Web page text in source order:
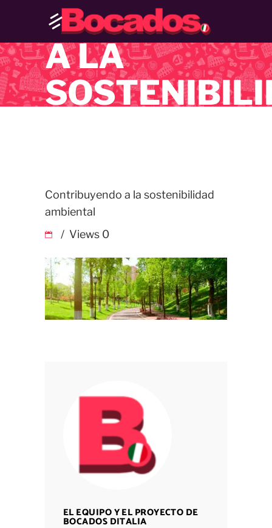
A LA
Contribuyendo a la sostenibilidad
ambiental
Views 0
EL EQUIPO Y EL PROYECTO DE
BOCADOS DITALIA